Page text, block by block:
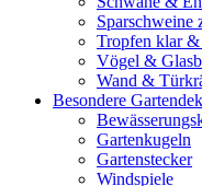
Sparschweine
Tropfen klar &
Vögel &
Wand &
Besondere
Gartenkugeln
Gartenstecker
Windspiele